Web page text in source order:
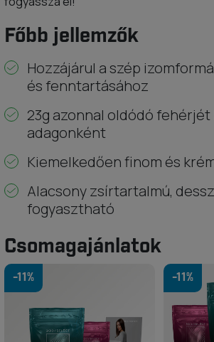
Főbb jellemzők
Hozzájárul a szép
és fenntartásához
23g azonnal oldódó
adagonként
Kiemelkedően finom és
Alacsony zsírtartalmú,
fogyasztható
Csomagajánlatok
-11% -11%